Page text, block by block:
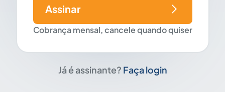
Cobrança mensal, cancele quando quiser
Assinar
Já é assinante? Faça login